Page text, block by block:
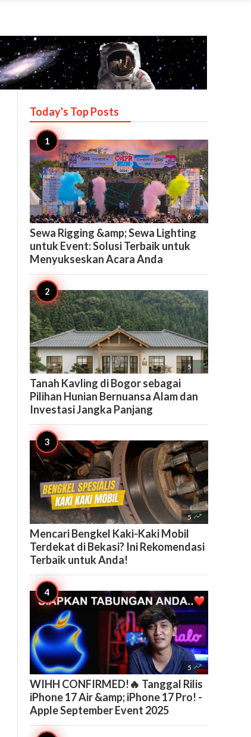
Today's TopPosts
6 
Sewa Rigging &amp; Sewa Lighting
untuk Event: Solusi Terbaik untuk
Menyukseskan Acara Anda
5 
Tanah Kavling di Bogor sebagai
Pilihan Hunian Bernuansa Alam dan
Investasi Jangka Panjang
5 
Mencari Bengkel Kaki-Kaki Mobil
Terdekat di Bekasi? Ini Rekomendasi
Terbaik untuk Anda!
5 
WIHH CONFIRMED!🔥 Tanggal Rilis
iPhone 17 Air &amp; iPhone 17 Pro! -
Apple September Event 2025